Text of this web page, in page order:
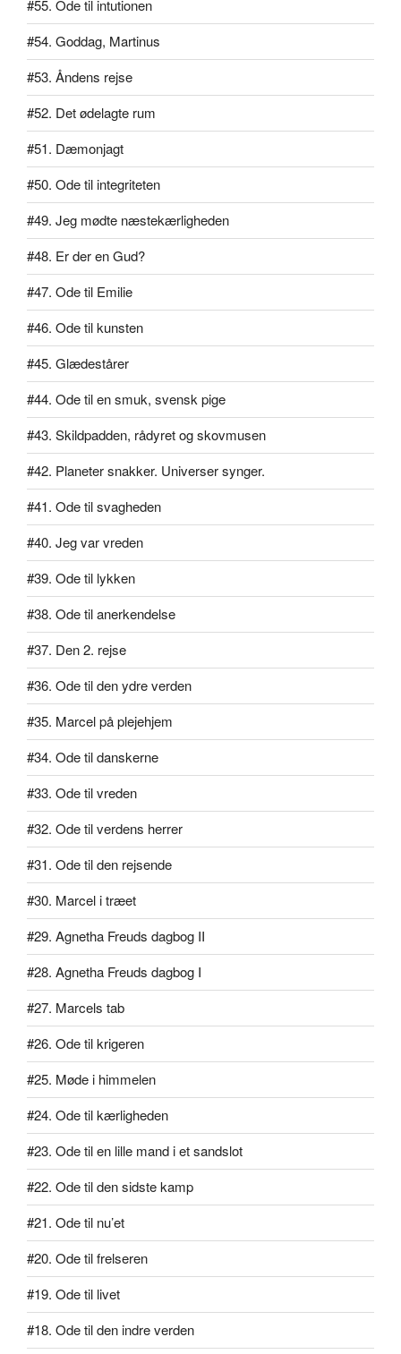
#55. Ode til intutionen
#54. Goddag, Martinus
#53. Åndens rejse
#52. Det ødelagte rum
#51. Dæmonjagt
#50. Ode til integriteten
#49. Jeg mødte næstekærligheden
#48. Er der en Gud?
#47. Ode til Emilie
#46. Ode til kunsten
#45. Glædestårer
#44. Ode til en smuk, svensk pige
#43. Skildpadden, rådyret og skovmusen
#42. Planeter snakker. Universer synger.
#41. Ode til svagheden
#40. Jeg var vreden
#39. Ode til lykken
#38. Ode til anerkendelse
#37. Den 2. rejse
#36. Ode til den ydre verden
#35. Marcel på plejehjem
#34. Ode til danskerne
#33. Ode til vreden
#32. Ode til verdens herrer
#31. Ode til den rejsende
#30. Marcel i træet
#29. Agnetha Freuds dagbog II
#28. Agnetha Freuds dagbog I
#27. Marcels tab
#26. Ode til krigeren
#25. Møde i himmelen
#24. Ode til kærligheden
#23. Ode til en lille mand i et sandslot
#22. Ode til den sidste kamp
#21. Ode til nu’et
#20. Ode til frelseren
#19. Ode til livet
#18. Ode til den indre verden